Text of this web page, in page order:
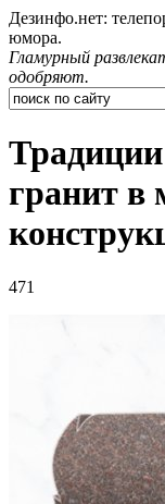
Дезинфо.нет:
юмора.
Гламурный
одобряют.
гранит в
471